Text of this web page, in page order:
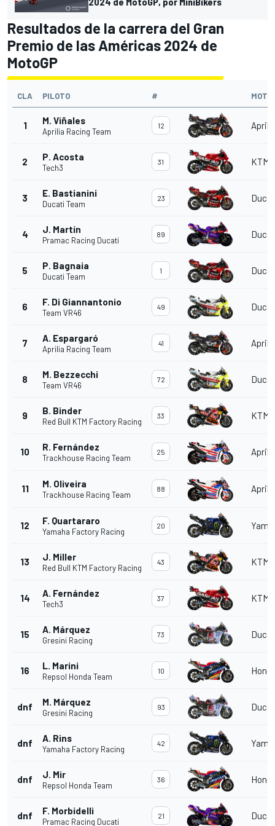
Resultados de la carrera del Gran
Premio de las Américas 2024 de
MotoGP
CLA PILOTO # MOTO
1 M. Viñales
Aprilia Racing Team
12
2 P. Acosta
Tech3
31 KTM
3 E. Bastianini
Ducati Team
23
4 J. Martín
Pramac Racing Ducati
89
5 P. Bagnaia
Ducati Team
1
6 F. Di Giannantonio
Team VR46
49
7 A. Espargaró
Aprilia Racing Team
41
8 M. Bezzecchi
Team VR46
72
9 B. Binder
Red Bull KTM Factory Racing
33 KTM
10 R. Fernández
Trackhouse Racing Team
25
11 M. Oliveira
Trackhouse Racing Team
88
12 F. Quartararo
Yamaha Factory Racing
20
13 J. Miller
Red Bull KTM Factory Racing
43 KTM
14 A. Fernández
Tech3
37 KTM
15 A. Márquez
Gresini Racing
73
16 L. Marini
Repsol Honda Team
10
dnf M. Márquez
Gresini Racing
93
dnf A. Rins
Yamaha Factory Racing
42
dnf J. Mir
Repsol Honda Team
36
dnf F. Morbidelli
Pramac Racing Ducati
21